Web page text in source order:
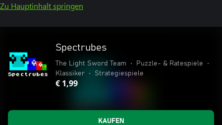
Zu Hauptinhalt springen
Spectrubes
The Light Sword Team • Puzzle- & Ratespiele
•
Klassiker
• Strategiespiele
€ 1,99
KAUFEN